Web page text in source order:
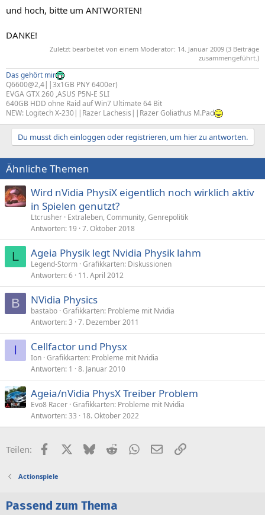
und hoch, bitte um ANTWORTEN!
DANKE!
Zuletzt bearbeitet von einem Moderator: 14. Januar 2009 (3 Beiträge
zusammengeführt.)
Das gehört mir
Q6600@2,4||3x1GB PNY 6400er)
EVGA GTX 260 ,ASUS P5N-E SLI
640GB HDD ohne Raid auf Win7 Ultimate 64 Bit
NEW: Logitech X-230||Razer Lachesis||Razer Goliathus M.Pad
Du musst dich einloggen oder registrieren, um hier zu antworten.
Ähnliche Themen
Wird nVidia PhysiX eigentlich noch wirklich aktiv
in Spielen genutzt?
Ltcrusher Extraleben, Community, Genrepolitik
Antworten 19 7. Oktober 2018
L Ageia Physik legt Nvidia Physik lahm
Legend-Storm Grafikkarten: Diskussionen
Antworten 6 11. April 2012
B NVidia Physics
bastabo Grafikkarten: Probleme mit Nvidia
Antworten 3 7. Dezember 2011
I Cellfactor und Physx
Ion Grafikkarten: Probleme mit Nvidia
Antworten 1 8. Januar 2010
Ageia/nVidia PhysX Treiber Problem
Evo8 Racer Grafikkarten: Probleme mit Nvidia
Antworten 33 18. Oktober 2022
Teilen: FacebookX (Twitter)
BlueskyRedditWhatsApp
E-MailLink
Actionspiele
Passend zum Thema